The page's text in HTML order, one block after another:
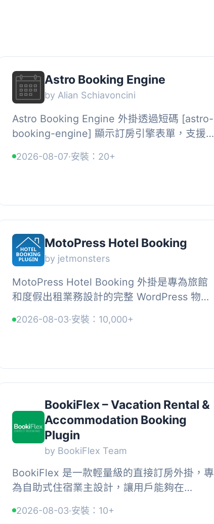
Astro Booking Engine
by Alian Schiavoncini
Astro Booking Engine 外掛透過短碼 [astro-
booking-engine] 顯示訂房引擎表單，支援多
房功能。, , 【主要功能】, ...
2026-08-07·安裝：20+
MotoPress Hotel Booking
by jetmonsters
MotoPress Hotel Booking 外掛是專為旅館
和度假出租業務設計的完整 WordPress 物業
設定，適合各類住宿業者使用。, ...
2026-08-03·安裝：10,000+
BookiFlex – Vacation Rental &
Accommodation Booking
Plugin
by BookiFlex Team
BookiFlex 是一款輕量級的直接訂房外掛，專
為自助式住宿業主設計，讓用戶能夠在
的設置或冗長的表單，提供簡單明瞭的...
2026-08-03·安裝：10+